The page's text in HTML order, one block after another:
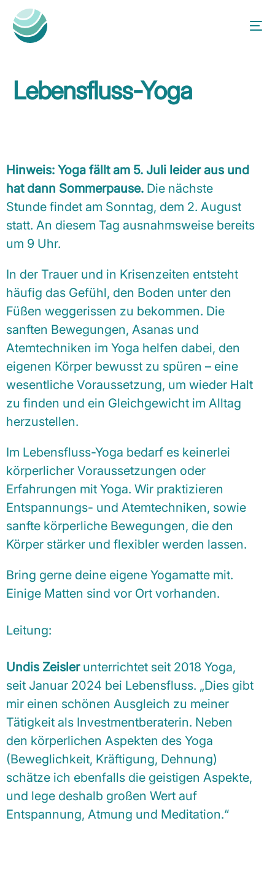
Lebensfluss-Yoga
Hinweis: Yoga fällt am 5. Juli leider aus und
hat dann Sommerpause. Die nächste
Stunde findet am Sonntag, dem 2. August
statt. An diesem Tag ausnahmsweise bereits
um 9 Uhr.
In der Trauer und in Krisenzeiten entsteht
häufig das Gefühl, den Boden unter den
Füßen weggerissen zu bekommen. Die
sanften Bewegungen, Asanas und
Atemtechniken im Yoga helfen dabei, den
eigenen Körper bewusst zu spüren – eine
wesentliche Voraussetzung, um wieder Halt
zu finden und ein Gleichgewicht im Alltag
herzustellen.
Im Lebensfluss-Yoga bedarf es keinerlei
körperlicher Voraussetzungen oder
Erfahrungen mit Yoga. Wir praktizieren
Entspannungs- und Atemtechniken, sowie
sanfte körperliche Bewegungen, die den
Körper stärker und flexibler werden lassen.
Bring gerne deine eigene Yogamatte mit.
Einige Matten sind vor Ort vorhanden.
Leitung:
Undis Zeislerunterrichtet seit 2018 Yoga,
seit Januar 2024 bei Lebensfluss. „Dies gibt
mir einen schönen Ausgleich zu meiner
Tätigkeit als Investmentberaterin. Neben
den körperlichen Aspekten des Yoga
(Beweglichkeit, Kräftigung, Dehnung)
schätze ich ebenfalls die geistigen Aspekte,
und lege deshalb großen Wert auf
Entspannung, Atmung und Meditation.“